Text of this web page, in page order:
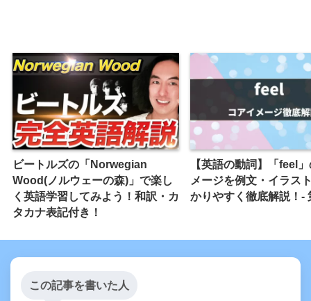
ビートルズの「Norwegian
Wood(ノルウェーの森)」で楽し
く英語学習してみよう！和訳・カ
タカナ表記付き！
【英語の動詞】「feel
メージを例文・イラス
かりやすく徹底解説！-
この記事を書いた人